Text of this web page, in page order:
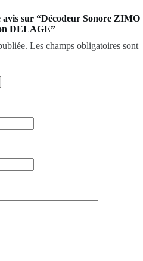
avis sur “Décodeur Sonore ZIMO
DELAGE”
Les champs obligatoires sont